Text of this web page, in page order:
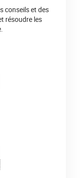
conseils et des
résoudre les